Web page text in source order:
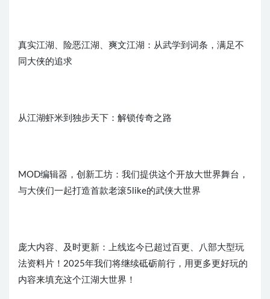
真实江湖、险恶江湖、爽文江湖：从武学到词条，满足不
同大侠的追求
从江湖虾米到独步天下：解锁传奇之路
MOD编辑器，创新工坊：我们提供这个开放大世界舞台，
与大侠们一起打造首款老滚5like的武侠大世界
庞大内容、及时更新：上线迄今已超过百更、八部大型玩
法资料片！2025年我们将继续砥砺前行，用更多更好玩的
内容来填充这个江湖大世界！